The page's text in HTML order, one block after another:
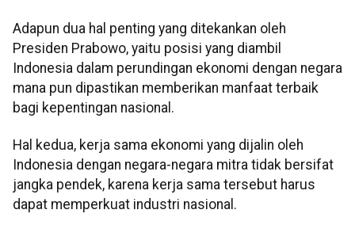
Adapun dua hal penting yang ditekankan oleh
Presiden Prabowo, yaitu posisi yang diambil
Indonesia dalam perundingan ekonomi dengan negara
mana pun dipastikan memberikan manfaat terbaik
bagi kepentingan nasional.
Hal kedua, kerja sama ekonomi yang dijalin oleh
Indonesia dengan negara-negara mitra tidak bersifat
jangka pendek, karena kerja sama tersebut harus
dapat memperkuat industri nasional.